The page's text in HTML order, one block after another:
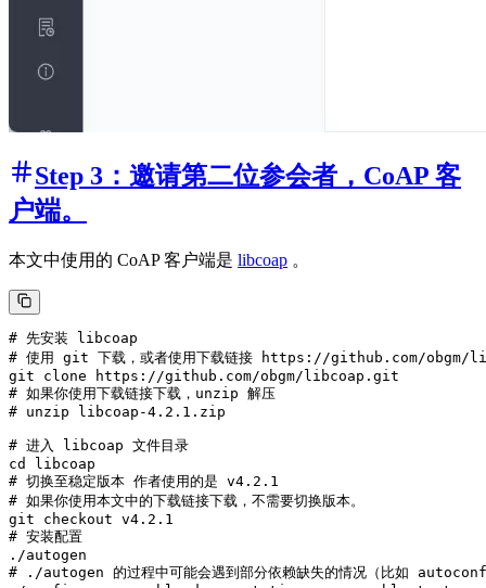
Step 3：邀请第二位参会者，CoAP 客
户端。
本文中使用的 CoAP 客户端是 libcoap 。
# 先安装 libcoap
# 使用 git 下载，或者使用下载链接 https://github.com/
git clone https://github.com/obgm/libcoap.git
# 如果你使用下载链接下载，unzip 解压
# unzip libcoap-4.2.1.zip
# 进入 libcoap 文件目录
cd libcoap
# 切换至稳定版本 作者使用的是 v4.2.1
# 如果你使用本文中的下载链接下载，不需要切换版本。
git checkout v4.2.1
# 安装配置
./autogen
# ./autogen 的过程中可能会遇到部分依赖缺失的情况（比如